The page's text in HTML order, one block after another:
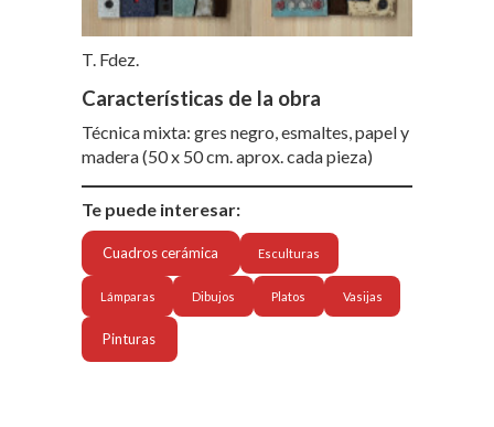
T. Fdez.
Características de la obra
Técnica mixta: gres negro, esmaltes, papel y
madera (50 x 50 cm. aprox. cada pieza)
Te puede interesar:
Cuadros cerámica Esculturas
Lámparas Dibujos Platos Vasijas
Pinturas